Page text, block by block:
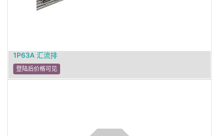
1P63A 汇流排
登陆后价格可见